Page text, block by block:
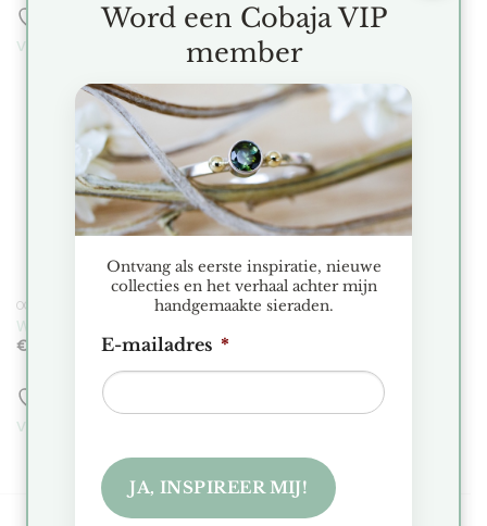
Toevoegen aan
verlanglijst
Toevoegen aan
verlanglijst
Toevoegen
aan
verlanglijst
OORBELLEN
Waves Oorstekers Medium
€
Toevoegen aan
verlanglijst
Toevoegen
verlanglijst
OORBELLEN
Toevoegen aan
Word een Cobaja VIP
member
Ontvang als eerste inspiratie, nieuwe
collecties en het verhaal achter mijn
handgemaakte sieraden.
E-mailadres *
JA, INSPIREER MIJ!